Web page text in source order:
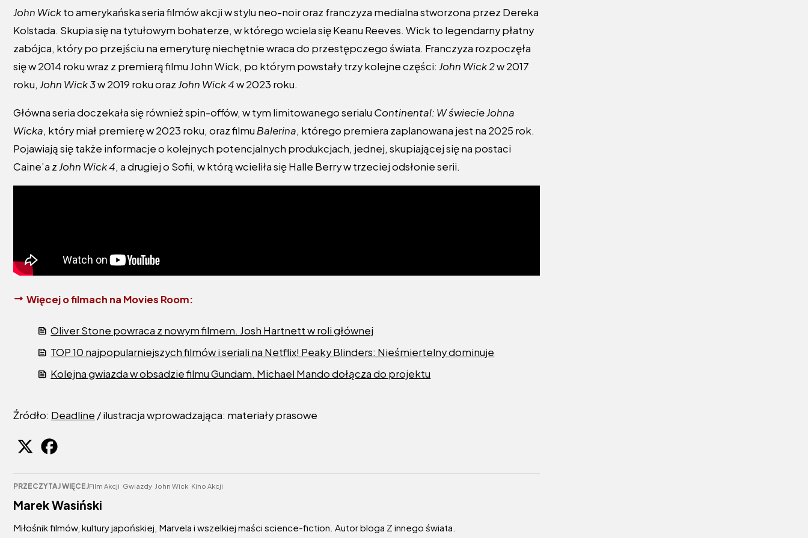
John Wickto amerykańska seria filmów akcji w stylu neo-noir oraz franczyza medialna stworzona przez Dereka
Kolstada. Skupia się na tytułowym bohaterze, w którego wciela się Keanu Reeves. Wick to legendarny płatny
zabójca, który po przejściu na emeryturę niechętnie wraca do przestępczego świata. Franczyza rozpoczęła
się w 2014 roku wraz z premierą filmu John Wick, po którym powstały trzy kolejne części: John Wick 2w 2017
roku, John Wick 3w 2019 roku orazJohn Wick 4w 2023 roku.
Główna seria doczekała się również spin-offów, w tym limitowanego serialu Continental: W świecie Johna
Wicka, który miał premierę w 2023 roku, oraz filmu Balerina, którego premiera zaplanowana jest na 2025 rok.
Pojawiają się także informacje o kolejnych potencjalnych produkcjach, jednej, skupiającej się na postaci
Caine’a zJohn Wick 4, a drugiej o Sofii, w którą wcieliła się Halle Berry w trzeciej odsłonie serii.
Więcej o filmach na Movies Room:
Oliver Stone powraca z nowym filmem. Josh Hartnett w roli głównej
TOP 10 najpopularniejszych filmów i seriali na Netflix! Peaky Blinders: Nieśmiertelny dominuje
Kolejna gwiazda w obsadzie filmu Gundam. Michael Mando dołącza do projektu
Źródło: Deadline / ilustracja wprowadzająca: materiały prasowe
PRZECZYTAJ WIĘCEJFilm Akcji Gwiazdy John Wick Kino Akcji
Marek Wasiński
Miłośnik filmów, kultury japońskiej, Marvela i wszelkiej maści science-fiction. Autor bloga Z innego świata.